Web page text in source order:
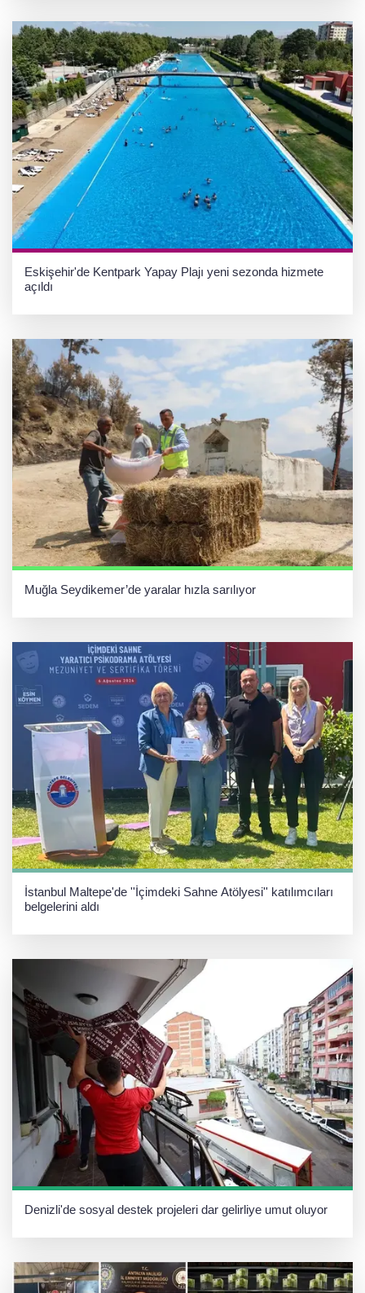
Eskişehir'de Kentpark Yapay Plajı yeni sezonda hizmete
açıldı
Muğla Seydikemer’de yaralar hızla sarılıyor
İstanbul Maltepe'de ''İçimdeki Sahne Atölyesi'' katılımcıları
belgelerini aldı
Denizli'de sosyal destek projeleri dar gelirliye umut oluyor